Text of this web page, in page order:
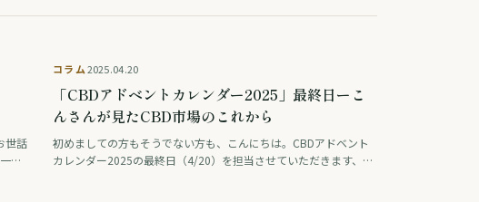
世話
年
コラム2025.04.20
「CBDアドベントカレンダー2025」最終日ーこ
んさんが見たCBD市場のこれから
初めましての方もそうでない方も、こんにちは。CBDアドベント
カレンダー2025の最終日（4/20）を担当させていただきます、